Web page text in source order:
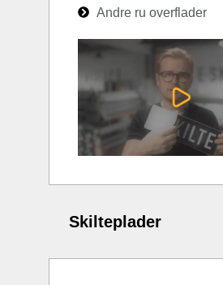
Andre ru overflader
Skilteplader